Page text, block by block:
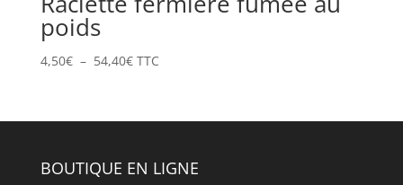
poids
4,50€ – 54,40€Plage
4,50€
54,40€
TTC
BOUTIQUE EN LIGNE